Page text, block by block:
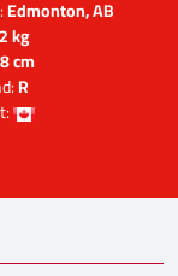
Edmonton, AB
kg
cm
R